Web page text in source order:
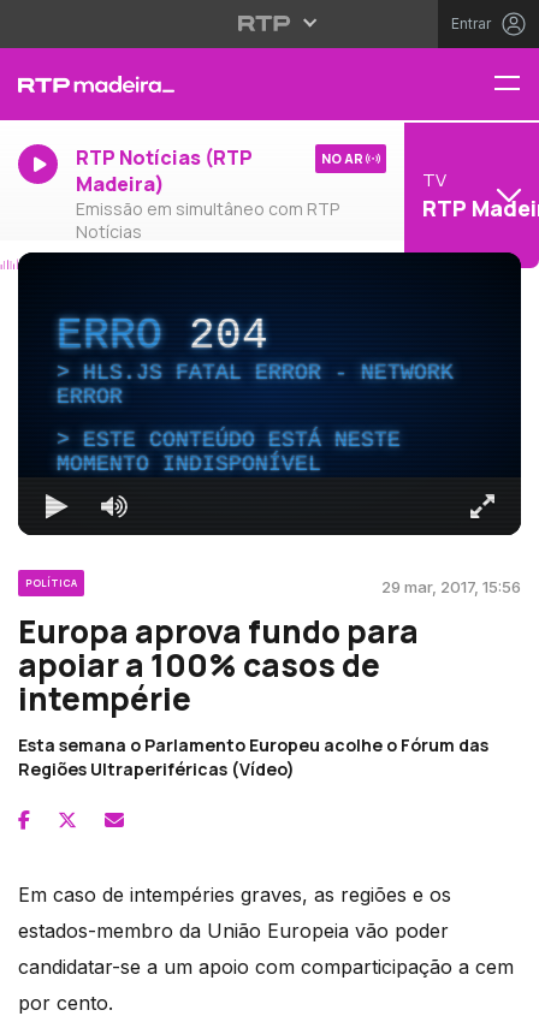
Entrar
RTP Notícias (RTP
Madeira)
Emissão em simultâneo com RTP
Notícias
NO AR
TV
RTP
ERRO204
HLS.JS FATAL ERROR - NETWORK
ERROR
ESTE CONTEÚDO ESTÁ NESTE
MOMENTO INDISPONÍVEL
POLÍTICA 29 mar, 2017, 15:56
Europa aprova fundo para
apoiar a 100% casos de
intempérie
Esta semana o Parlamento Europeu acolhe o Fórum das
Regiões Ultraperiféricas (Vídeo)
Em caso de intempéries graves, as regiões e os
estados-membro da União Europeia vão poder
candidatar-se a um apoio com comparticipação a cem
por cento.